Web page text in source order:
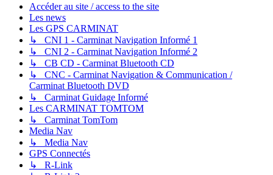
Accéder au site / access to the site
Les news
Les GPS CARMINAT
↳ CNI 1 - Carminat Navigation Informé 1
↳ CNI 2 - Carminat Navigation Informé 2
↳ CB CD - Carminat Bluetooth CD
↳ CNC - Carminat Navigation & Communication /
Carminat Bluetooth DVD
↳ Carminat Guidage Informé
Les CARMINAT TOMTOM
↳ Carminat TomTom
Media Nav
↳ Media Nav
GPS Connectés
↳ R-Link